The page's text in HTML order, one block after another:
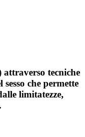
tecniche
che permette
limitatezze,